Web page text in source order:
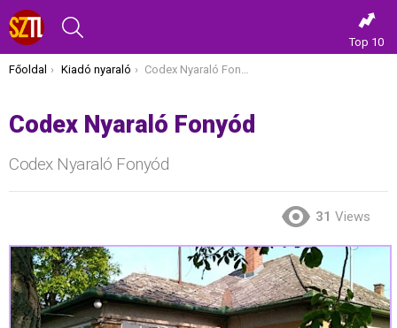
Top 10
Itt vagy most:
Főoldal Kiadó nyaraló Codex Nyaraló Fonyód
Codex Nyaraló Fonyód
Codex Nyaraló Fonyód
31 Views